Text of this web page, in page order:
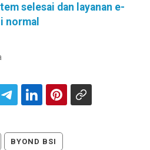
selesai dan layanan e-
normal
BYOND BSI